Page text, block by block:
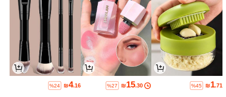
₪1.71
%45
₪15.30
%27
₪4.16
%24